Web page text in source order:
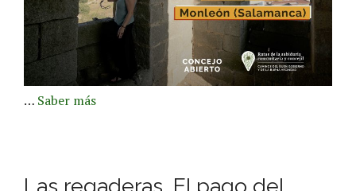
… Saber más
Las regaderas. El pago del